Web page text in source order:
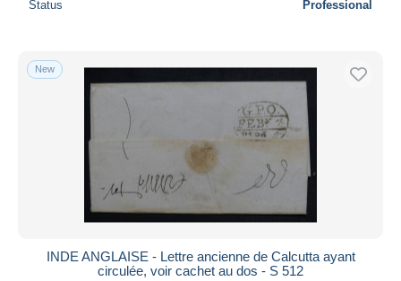
Status Professional
New
INDE ANGLAISE - Lettre ancienne de Calcutta ayant
circulée, voir cachet au dos - S 512